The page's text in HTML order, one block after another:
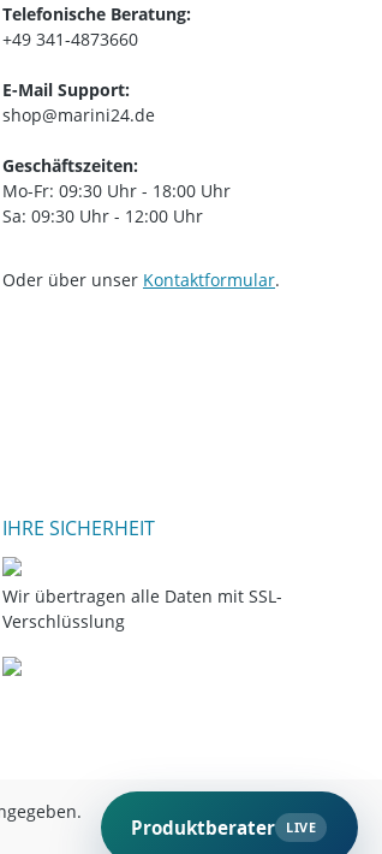
Telefonische Beratung:
+49 341-4873660
E-Mail Support:
shop@marini24.de
Geschäftszeiten:
Mo-Fr: 09:30 Uhr - 18:00 Uhr
Sa: 09:30 Uhr - 12:00 Uhr
Oder über unser Kontaktformular.
IHRE SICHERHEIT
Wir übertragen alle Daten mit SSL-
Verschlüsslung
Produktberater LIVE